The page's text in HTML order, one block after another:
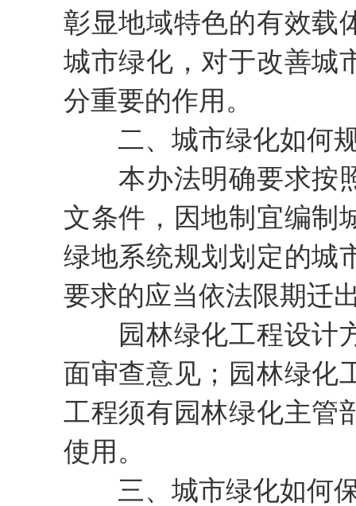
彰显地域特色的有效载
城市绿化，对于改善城
分重要的作用。
二、城市绿化如何规
本办法明确要求按照
文条件，因地制宜编制
绿地系统规划划定的城
要求的应当依法限期迁
园林绿化工程设计方
面审查意见；园林绿化
工程须有园林绿化主管
使用。
三、城市绿化如何保